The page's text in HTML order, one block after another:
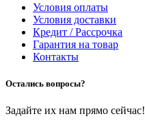
Условия оплаты
Условия доставки
Кредит / Рассрочка
Гарантия на товар
Контакты
Остались вопросы?
Задайте их нам прямо сейчас!